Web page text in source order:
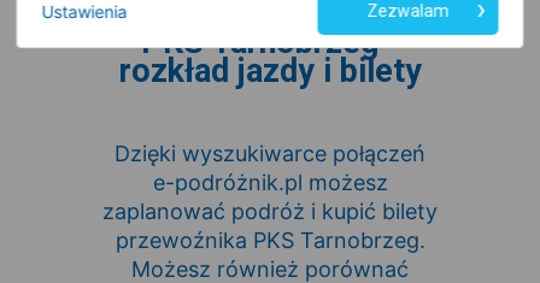
PKS Tarnobrzeg -
rozkład jazdy i bilety
Dzięki wyszukiwarce połączeń
e-podróżnik.pl możesz
zaplanować podróż i kupić bilety
przewoźnika PKS Tarnobrzeg.
Możesz również porównać
Ustawienia Zezwalam